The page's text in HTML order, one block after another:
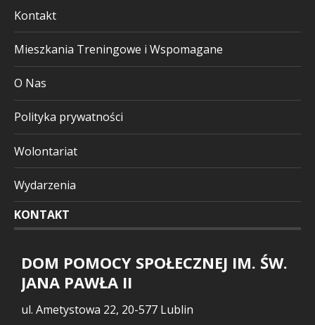
Kontakt
Mieszkania Treningowe i Wspomagane
O Nas
Polityka prywatności
Wolontariat
Wydarzenia
KONTAKT
DOM POMOCY SPOŁECZNEJ IM. ŚW.
JANA PAWŁA II
ul. Ametystowa 22, 20-577 Lublin